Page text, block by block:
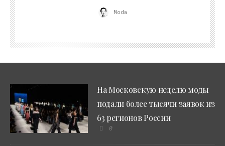
Moda
На Московскую неделю моды
подали более тысячи заявок из
63 регионов России
0